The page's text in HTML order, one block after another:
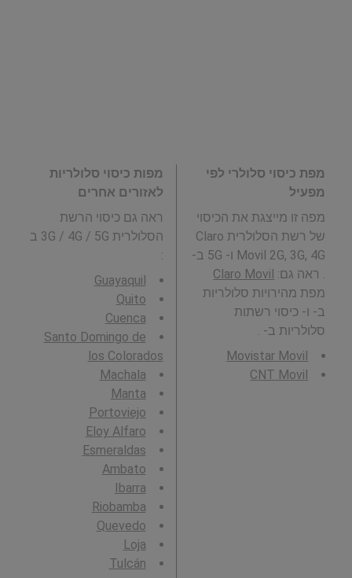
מפת כיסוי סלולרי לפי
מפעיל
מפה זו מייצגת את הכיסוי
של רשת הסלולרית Claro
Movil 2G, 3G, 4G ו- 5G ב-
. ראה גם: Claro Movil
מפת מהירויות סלולריות
ב- ו- כיסוי רשתות
סלולריות ב- .
Movistar Movil
CNT Movil
מפות כיסוי סלולריות
לאזורים אחרים
ראה גם כיסוי הרשת
הסלולרית 3G / 4G / 5G ב
:
Guayaquil
Quito
Cuenca
Santo Domingo de
los Colorados
Machala
Manta
Portoviejo
Eloy Alfaro
Esmeraldas
Ambato
Ibarra
Riobamba
Quevedo
Loja
Tulcán